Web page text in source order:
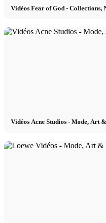
Vidéos Fear of God -
Vidéos Acne Studios - Mode, Art